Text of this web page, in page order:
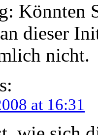
Könnten
an dieser
nicht.
at 16:31